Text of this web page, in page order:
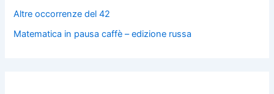
Altre occorrenze del 42
Matematica in pausa caffè – edizione russa